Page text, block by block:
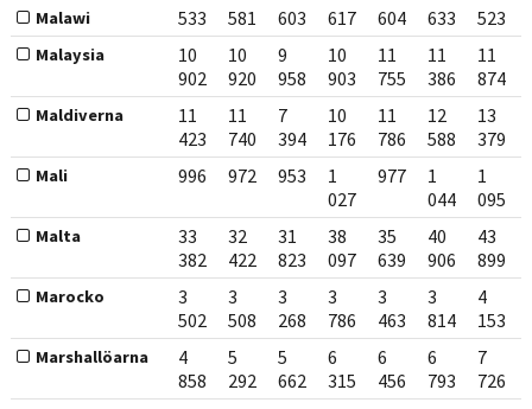
Malawi 533 581 603 617 604 633 523
Malaysia
10
902
10
920
9
958
10
903
11
755
11
386
11
874
Maldiverna
11
423
11
740
7
394
10
176
11
786
12
588
13
379
Mali 996 972 953
1
027
977
1
044
1
095
Malta
33
382
32
422
31
823
38
097
35
639
40
906
43
899
Marocko
3
502
3
508
3
268
3
786
3
463
3
814
4
153
Marshallöarna
4
858
5
292
5
662
6
315
6
456
6
793
7
726